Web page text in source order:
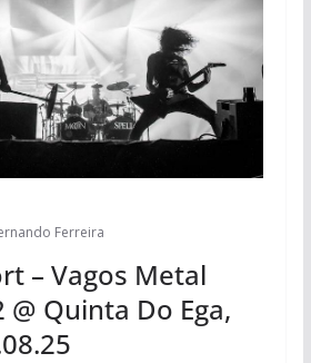
Ferreira
– Vagos Metal
@ Quinta Do Ega,